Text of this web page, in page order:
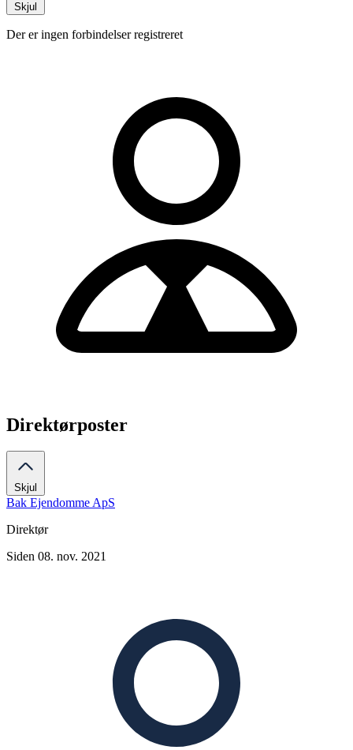
Skjul
Der er ingen forbindelser registreret
Direktørposter
Skjul
Bak Ejendomme ApS
Direktør
Siden 08. nov. 2021